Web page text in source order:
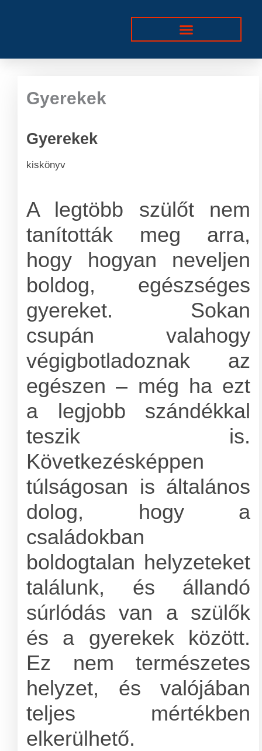
Gyerekek
Gyerekek
kiskönyv
A legtöbb szülőt nem
tanították meg arra,
hogy hogyan neveljen
boldog, egészséges
gyereket. Sokan
csupán valahogy
végigbotladoznak az
egészen – még ha ezt
a legjobb szándékkal
teszik is.
Következésképpen
túlságosan is általános
dolog, hogy a
családokban
boldogtalan helyzeteket
találunk, és állandó
súrlódás van a szülők
és a gyerekek között.
Ez nem természetes
helyzet, és valójában
teljes mértékben
elkerülhető.